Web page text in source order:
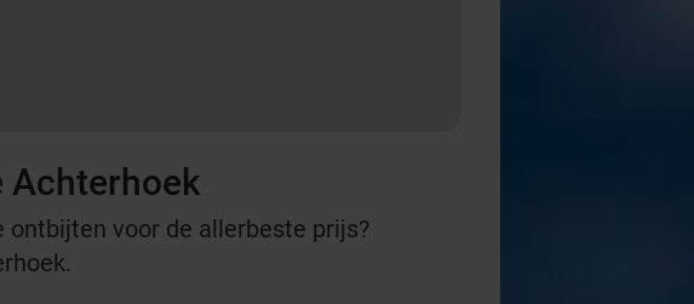
Achterhoek
ontbijten voor de allerbeste prijs?